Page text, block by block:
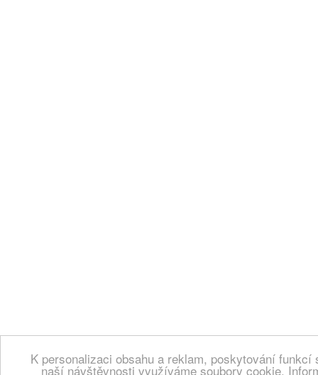
K personalizaci obsahu a reklam, poskytování
naší návštěvnosti využíváme soubory cookie.